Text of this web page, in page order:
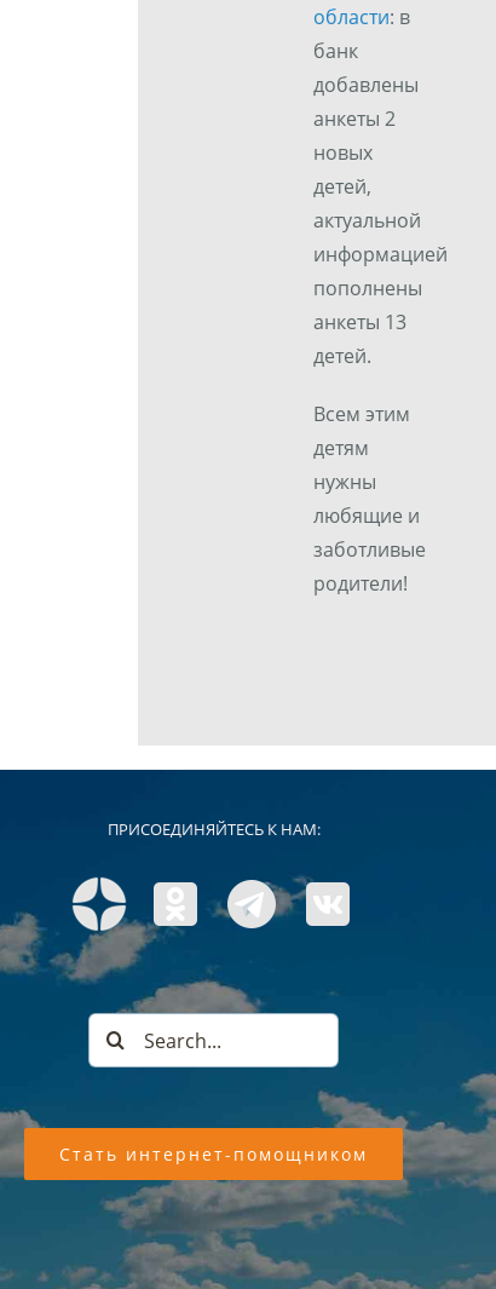
области: в
банк
добавлены
анкеты 2
новых
детей,
актуальной
информацией
пополнены
анкеты 13
детей.
Всем этим
детям
нужны
любящие и
заботливые
родители!
ПРИСОЕДИНЯЙТЕСЬ К НАМ:
Search
for:
Стать интернет-помощником